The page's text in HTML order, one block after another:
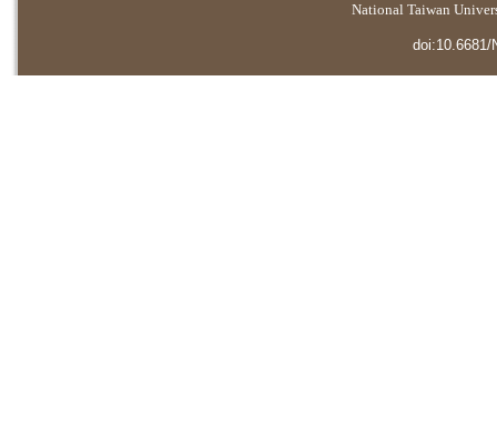
National Taiwan
doi:10.6681/